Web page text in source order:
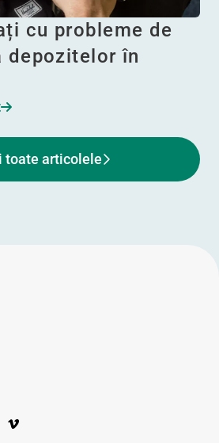
cu probleme de
depozitelor în
toate articolele
Vimeo